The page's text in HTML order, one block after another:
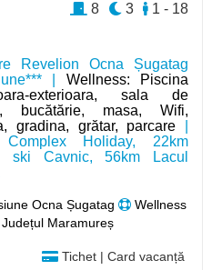
Revelion Ocna Șugatag
| Wellness: Piscina
exterioara, sala de
bucătărie, masa, Wifi,
gradina, grătar, parcare
Holiday, 22km
ski Cavnic, 56km Lacul
Ocna Șugatag
Wellness
Județul Maramureș
Tichet | Card vacanță
1 - 18
3
8